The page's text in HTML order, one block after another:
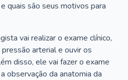
quais são seus motivos para
vai realizar o exame clínico,
arterial e ouvir os
disso, ele vai fazer o exame
observação da anatomia da